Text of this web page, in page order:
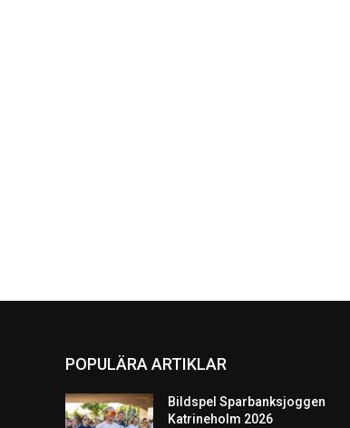
POPULÄRA ARTIKLAR
Bildspel Sparbanksjoggen
Katrineholm 2026